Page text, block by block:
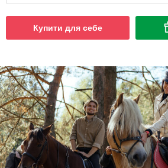
Купити для себе